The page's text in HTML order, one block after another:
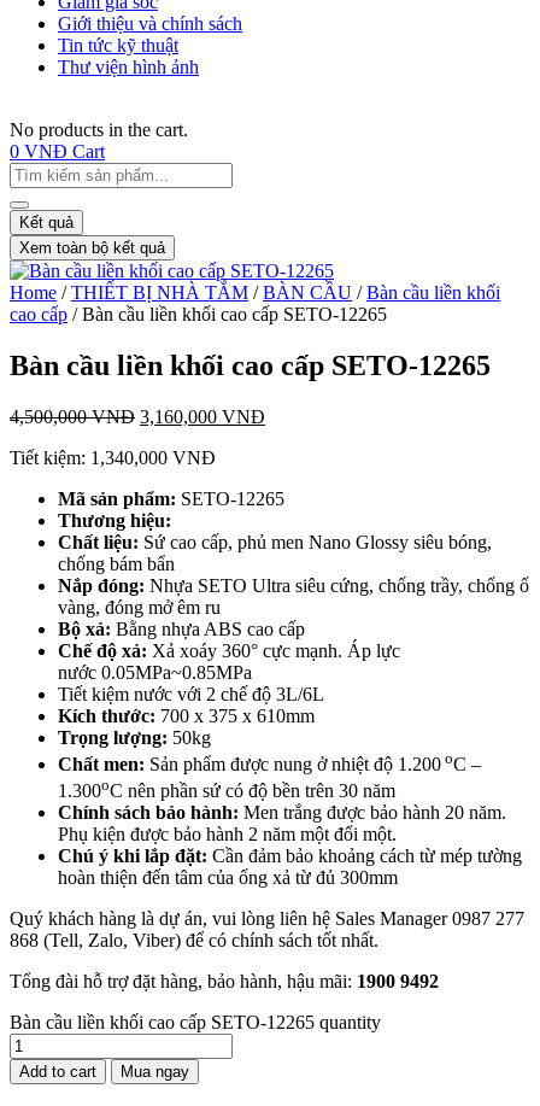
Giới thiệu và chính sách
Tin tức kỹ thuật
Thư viện hình ảnh
No products in the cart.
0 VNĐ Cart
Kết quả
Xem toàn bộ kết quả
Home /THIẾT BỊ NHÀ TẮM /BÀN CẦU /Bàn cầu liền khối
cao cấp / Bàn cầu liền khối cao cấp SETO-12265
Bàn cầu liền khối cao cấp SETO-12265
4,500,000VNĐ 3,160,000 VNĐ
Tiết kiệm: 1,340,000 VNĐ
Mã sản phẩm: SETO-12265
Thương hiệu:
Chất liệu: Sứ cao cấp, phủ men Nano Glossy siêu bóng,
chống bám bẩn
Nắp đóng: Nhựa SETO Ultra siêu cứng, chống trầy, chống ố
vàng, đóng mở êm ru
Bộ xả: Bằng nhựa ABS cao cấp
Chế độ xả: Xả xoáy 360° cực mạnh. Áp lực
nước 0.05MPa~0.85MPa
Tiết kiệm nước với 2 chế độ 3L/6L
Kích thước: 700 x 375 x 610mm
Trọng lượng: 50kg
Chất men: Sản phẩm được nung ở nhiệt độ 1.200 oC –
1.300oC nên phần sứ có độ bền trên 30 năm
Chính sách bảo hành: Men trắng được bảo hành 20 năm.
Phụ kiện được bảo hành 2 năm một đổi một.
Chú ý khi lắp đặt: Cần đảm bảo khoảng cách từ mép tường
hoàn thiện đến tâm của ống xả từ đủ 300mm
Quý khách hàng là dự án, vui lòng liên hệ Sales Manager 0987 277
868 (Tell, Zalo, Viber) để có chính sách tốt nhất.
Tổng đài hỗ trợ đặt hàng, bảo hành, hậu mãi: 1900 9492
Bàn cầu liền khối cao cấp SETO-12265 quantity
Add to cart Mua ngay